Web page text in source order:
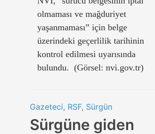
olmaması ve mağduriyet
yaşanmaması” için belge
üzerindeki geçerlilik tarihinin
kontrol edilmesi uyarısında
bulundu. (Görsel: nvi.gov.tr)
Gazeteci, RSF, Sürgün
Sürgüne giden